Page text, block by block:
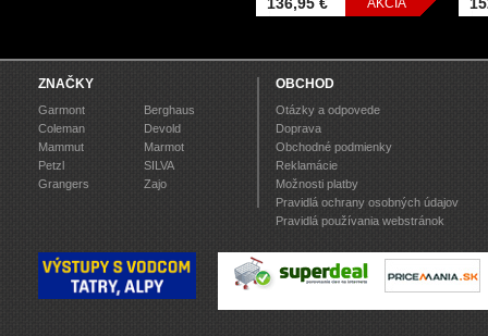
AKCIA
ZNAČKY
Garmont
Berghaus
Coleman
Devold
Mammut
Marmot
Petzl
SILVA
Grangers
Zajo
OBCHOD
Otázky a odpovede
Doprava
Obchodné podmienky
Reklamácie
Možnosti platby
Pravidlá ochrany osobných údajov
Pravidlá používania webstránok